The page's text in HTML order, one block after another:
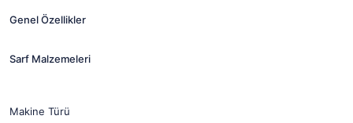
Genel Özellikler
Sarf Malzemeleri
Makine Türü